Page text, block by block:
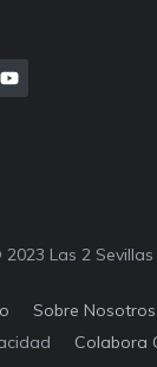
2023 Las 2 Sevillas
Sobre Nosotros
Colabora